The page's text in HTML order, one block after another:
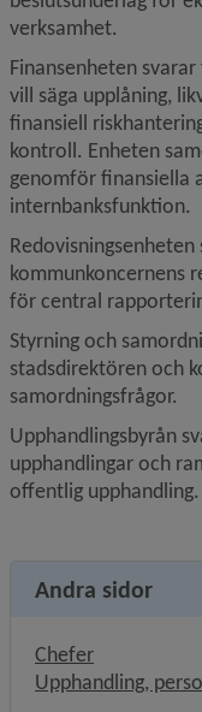
verksamhet.
Finansenheten
vill säga upplåning,
finansiell
kontroll. Enheten
genomför finansiella
internbanksfunktion.
kommunkoncernens
för central
Styrning och
stadsdirektören och
samordningsfrågor.
Upphandlingsbyrån
upphandlingar och
offentlig upphandling.
Andra sidor
Chefer
Upphandling,